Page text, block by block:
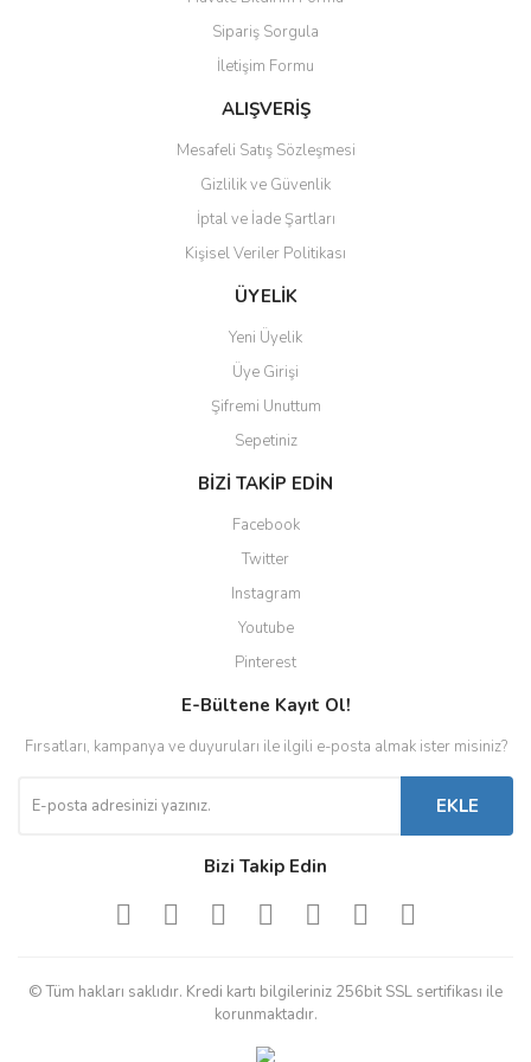
Ürün bilgilerinde hatalar bulunuyor.
Ürün fiyatı diğer sitelerden daha pahalı.
Bu ürüne benzer farklı alternatifler olmalı.
Gönder
Sipariş Sorgula
İletişim Formu
ALIŞVERİŞ
Mesafeli Satış Sözleşmesi
Gizlilik ve Güvenlik
İptal ve İade Şartları
Kişisel Veriler Politikası
ÜYELİK
Yeni Üyelik
Üye Girişi
Şifremi Unuttum
Sepetiniz
BİZİ TAKİP EDİN
Facebook
Twitter
Instagram
Youtube
Pinterest
E-Bültene Kayıt Ol!
Fırsatları, kampanya ve duyuruları ile ilgili e-posta almak ister misiniz?
EKLE
Bizi Takip Edin
© Tüm hakları saklıdır. Kredi kartı bilgileriniz 256bit SSL sertifikası ile
korunmaktadır.